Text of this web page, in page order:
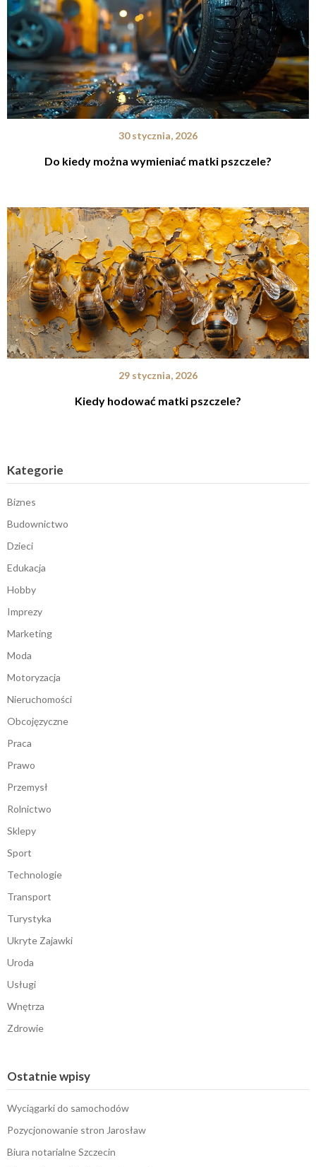
30 stycznia, 2026
Do kiedy można wymieniać matki pszczele?
29 stycznia, 2026
Kiedy hodować matki pszczele?
Kategorie
Biznes
Budownictwo
Dzieci
Edukacja
Hobby
Imprezy
Marketing
Moda
Motoryzacja
Nieruchomości
Obcojęzyczne
Praca
Prawo
Przemysł
Rolnictwo
Sklepy
Sport
Technologie
Transport
Turystyka
Ukryte Zajawki
Uroda
Usługi
Wnętrza
Zdrowie
Ostatnie wpisy
Wyciągarki do samochodów
Pozycjonowanie stron Jarosław
Biura notarialne Szczecin